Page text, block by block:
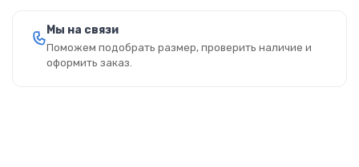
Мы на связи
Поможем подобрать размер, проверить наличие и
оформить заказ.